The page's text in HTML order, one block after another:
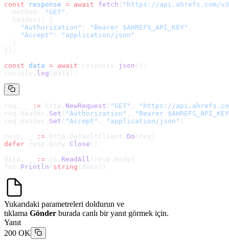
const response = await fetch ( " https://api.ahrefs.com/
  method:
"GET" ,
  headers: {
    "Authorization"
: "Bearer $AHREFS_API_KEY" ,
    "Accept"
:
"application/json"
  }
});
const data = await response. json ();
console. log (data);
req, _ := http. NewRequest ( "GET" , " https://
req.Header. Set ( "Authorization" ,
"Bearer
req.Header. Set ( "Accept" , "application/json" )
resp, _
:= http.DefaultClient. Do (req)
defer resp.Body. Close ()
data, _
:= io. ReadAll (resp.Body)
fmt. Println ( string (data))
Yukarıdaki parametreleri doldurun ve
tıklama Gönder burada canlı bir yanıt görmek için.
Yanıt
200 OK